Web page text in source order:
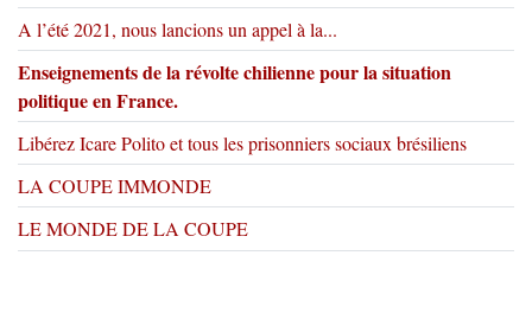
A l’été 2021, nous lancions un appel à la...
Enseignements de la révolte chilienne pour la situation
politique en France.
Libérez Icare Polito et tous les prisonniers sociaux brésiliens
LA COUPE IMMONDE
LE MONDE DE LA COUPE